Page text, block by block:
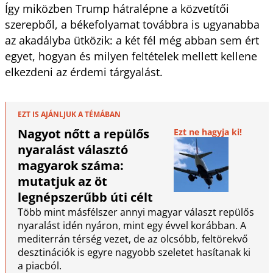
Így miközben Trump hátralépne a közvetítői
szerepből, a békefolyamat továbbra is ugyanabba
az akadályba ütközik: a két fél még abban sem ért
egyet, hogyan és milyen feltételek mellett kellene
elkezdeni az érdemi tárgyalást.
EZT IS AJÁNLJUK A TÉMÁBAN
Nagyot nőtt a repülős
nyaralást választó
magyarok száma:
mutatjuk az öt
legnépszerűbb úti célt
Ezt ne hagyja ki!
Több mint másfélszer annyi magyar választ repülős
nyaralást idén nyáron, mint egy évvel korábban. A
mediterrán térség vezet, de az olcsóbb, feltörekvő
desztinációk is egyre nagyobb szeletet hasítanak ki
a piacból.